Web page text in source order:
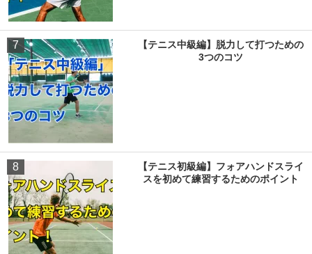
7
【テニス中級編】脱力して打つための
3つのコツ
8
【テニス初級編】フォアハンドスライ
スを初めて練習するためのポイント